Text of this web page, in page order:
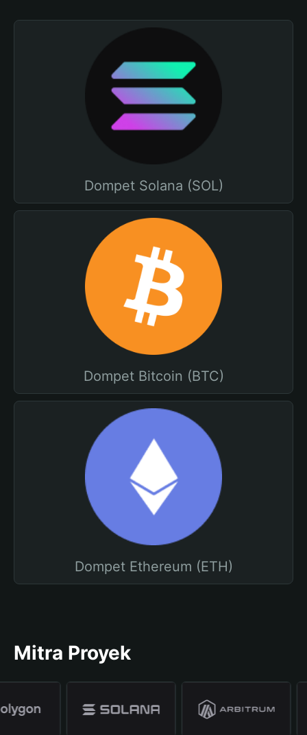
Dompet Solana (SOL)
Dompet Bitcoin (BTC)
Dompet Ethereum (ETH)
Mitra Proyek